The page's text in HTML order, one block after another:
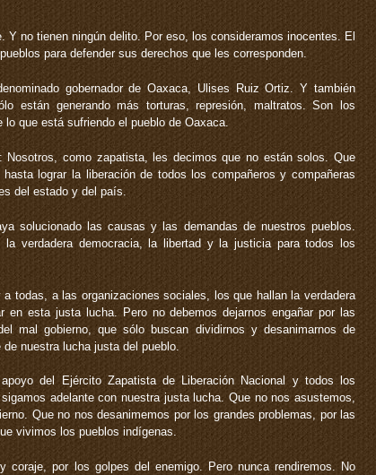
Y no tienen ningún delito. Por eso, los consideramos inocentes. El
para defender sus derechos que les corresponden.
gobernador de Oaxaca, Ulises Ruiz Ortiz. Y también
están generando más torturas, represión, maltratos. Son los
que está sufriendo el pueblo de Oaxaca.
Nosotros, como zapatista, les decimos que no están solos. Que
lograr la liberación de todos los compañeros y compañeras
del estado y del país.
solucionado las causas y las demandas de nuestros pueblos.
la verdadera democracia, la libertad y la justicia para todos los
todas, a las organizaciones sociales, los que hallan la verdadera
esta justa lucha. Pero no debemos dejarnos engañar por las
mal gobierno, que sólo buscan dividirnos y desanimarnos de
nuestra lucha justa del pueblo.
del Ejército Zapatista de Liberación Nacional y todos los
adelante con nuestra justa lucha. Que no nos asustemos,
Que no nos desanimemos por los grandes problemas, por las
vivimos los pueblos indígenas.
coraje, por los golpes del enemigo. Pero nunca rendiremos. No